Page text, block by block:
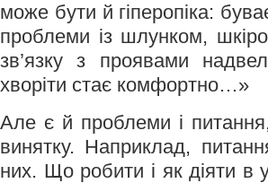
може бути й гіперопіка:
проблеми із шлунком,
зв’язку з проявами
хворіти стає комфортно…»
Але є й проблеми і
винятку. Наприклад,
них. Що робити і як діяти в